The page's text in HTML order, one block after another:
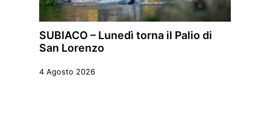
SUBIACO – Lunedì torna il Palio di
San Lorenzo
4 Agosto 2026